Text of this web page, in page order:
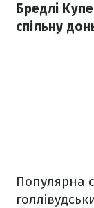
Бредлі
спільну
Популярна